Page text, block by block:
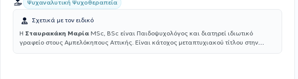
Ψυχαναλυτική Ψυχοθεραπεία
Σχετικά με τον ειδικό
Η Σταυρακάκη Μαρία MSc, BSc είναι Παιδοψυχολόγος και διατηρεί ιδιωτικό
γραφείο στους Αμπελόκηπους Αττικής. Είναι κάτοχος μεταπτυχιακού τίτλου στην